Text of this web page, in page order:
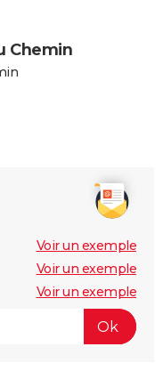
Chemin
Voir un exemple
Voir un exemple
Voir un exemple